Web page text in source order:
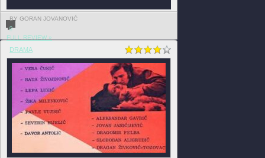
BY GORAN JOVANOVIĆ
0
FULL REVIEW »
DRAMA